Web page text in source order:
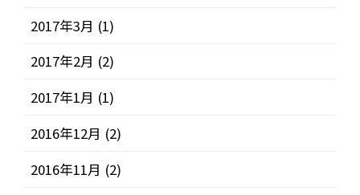
2017年3月 (1)
2017年2月 (2)
2017年1月 (1)
2016年12月 (2)
2016年11月 (2)